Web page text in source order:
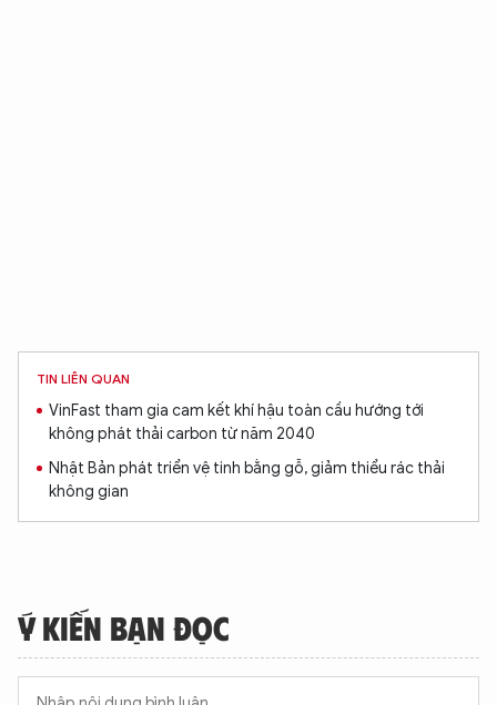
TIN LIÊN QUAN
VinFast tham gia cam kết khí hậu toàn cầu hướng tới
không phát thải carbon từ năm 2040
Nhật Bản phát triển vệ tinh bằng gỗ, giảm thiểu rác thải
không gian
Ý KIẾN BẠN ĐỌC